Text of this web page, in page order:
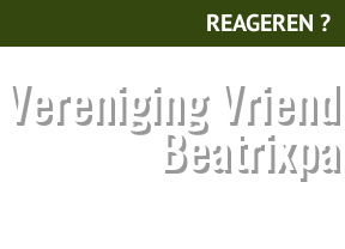
REAGEREN ?
Vereniging